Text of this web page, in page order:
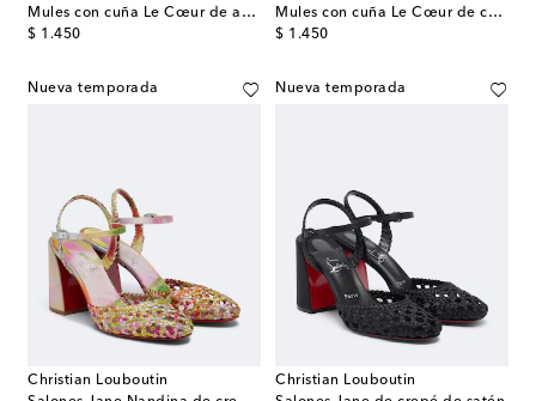
Mules con cuña Le Cœur de ante
$ 1.450
original price
Mules con cuña Le Cœur de charol
$ 1.450
original price
Nueva temporada
Christian Louboutin
Nueva temporada
Christian Louboutin